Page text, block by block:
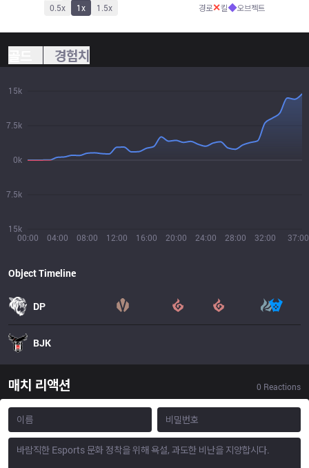
0.5x 1x 1.5x 경로✕킬◆오브젝트
경험치
00:00 04:00 08:00 12:00 16:00 20:00 24:00 28:00 32:00 37:00
15k
7.5k
0k
7.5k
15k
Object Timeline
DP
BJK
매치 리액션 0 Reactions